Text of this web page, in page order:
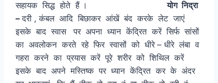
सहायक सिद्ध होते हैं ।
योग निद्रा
–दरी , कंबल आदि बिछाकर आंखें बंद करके लेट जाएं
इसके बाद स्वास पर अपना ध्यान केंद्रित करें सिर्फ सांसों
का अवलोकन करते रहे फिर स्वासों को धीरे – धीरे लंबा व
गहरा करने का प्रयास करें पूरे शरीर को शिथिल करें
इसके बाद अपने मस्तिष्क पर ध्यान केंद्रित कर के अंदर